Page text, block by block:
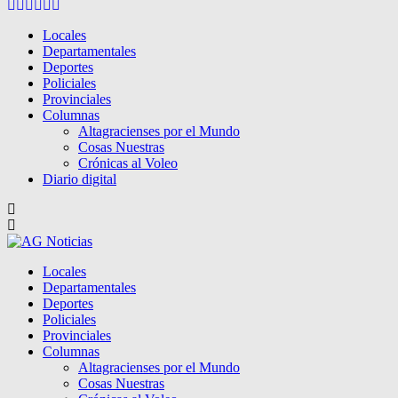
Facebook
Twitter
Instagram
Pinterest
Google
Locales
Departamentales
Deportes
Policiales
Provinciales
Columnas
Altagracienses por el Mundo
Cosas Nuestras
Crónicas al Voleo
Diario digital
Locales
Departamentales
Deportes
Policiales
Provinciales
Columnas
Altagracienses por el Mundo
Cosas Nuestras